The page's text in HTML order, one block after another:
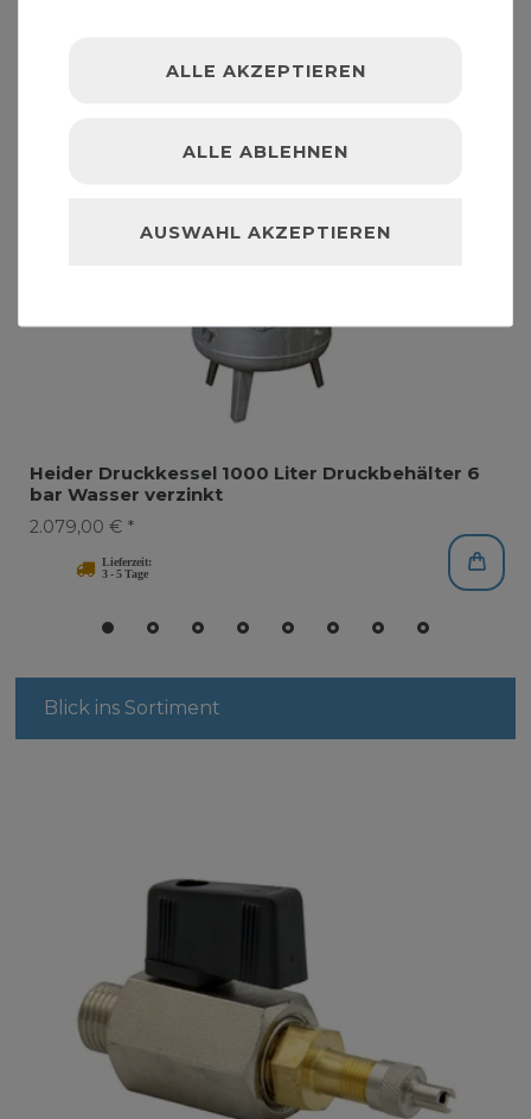
Heider Druckkessel 1000 Liter Druckbehälter 6
bar Wasser verzinkt
2.079,00 € *
Blick ins Sortiment
ALLE AKZEPTIEREN
ALLE ABLEHNEN
AUSWAHL AKZEPTIEREN